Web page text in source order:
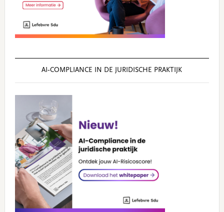
AI‑COMPLIANCE IN DE JURIDISCHE PRAKTIJK